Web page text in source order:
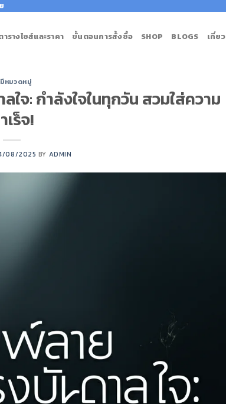
ารางไซส์และราคา ขั้นตอนการสั้งซื้อ SHOP BLOGS เกี่ย
หมวดหมู่
จ: กำลังใจในทุกวัน สวมใส่ความ
เร็จ!
08/2025 BY ADMIN